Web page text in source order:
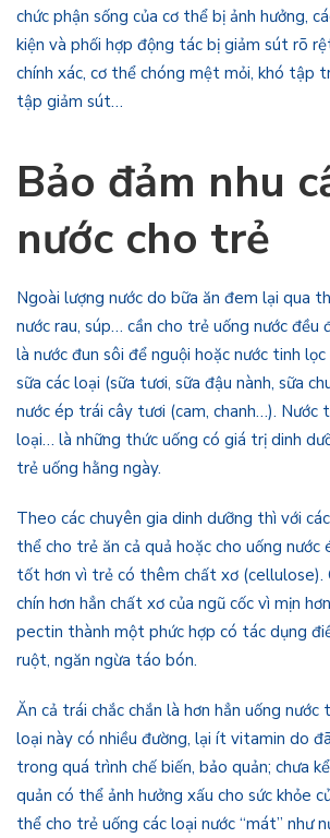
chức phận sống của cơ thể bị ảnh hưởng,
kiện và phối hợp động tác bị giảm sút rõ
chính xác, cơ thể chóng mệt mỏi, khó tập
tập giảm sút…
Bảo đảm nhu
nước cho trẻ
Ngoài lượng nước do bữa ăn đem lại qua
nước rau, súp… cần cho trẻ uống nước
là nước đun sôi để nguội hoặc nước tinh
sữa các loại (sữa tươi, sữa đậu nành, sữa
nước ép trái cây tươi (cam, chanh…). Nước
loại… là những thức uống có giá trị dinh
trẻ uống hằng ngày.
Theo các chuyên gia dinh dưỡng thì với
thể cho trẻ ăn cả quả hoặc cho uống nước
tốt hơn vì trẻ có thêm chất xơ (cellulose).
chín hơn hẳn chất xơ của ngũ cốc vì mịn
pectin thành một phức hợp có tác dụng
ruột, ngăn ngừa táo bón.
Ăn cả trái chắc chắn là hơn hẳn uống nước
loại này có nhiều đường, lại ít vitamin do
trong quá trình chế biến, bảo quản; chưa
quản có thể ảnh hưởng xấu cho sức khỏe
thể cho trẻ uống các loại nước “mát” như